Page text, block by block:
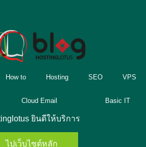
How to Hosting SEO VPS
Cloud Email Basic IT
ยินดีให้บริการ
ไปเว็บไซต์หลัก